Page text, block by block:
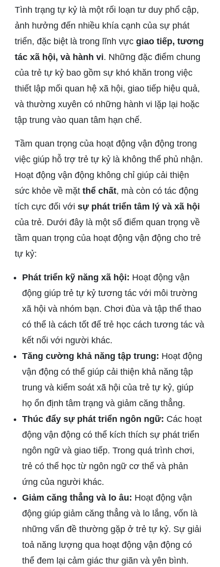
Tình trạng tự kỷ là một rối loạn tư duy phổ cập,
ảnh hưởng đến nhiều khía cạnh của sự phát
triển, đặc biệt là trong lĩnh vực giao tiếp, tương
tác xã hội, và hành vi. Những đặc điểm chung
của trẻ tự kỷ bao gồm sự khó khăn trong việc
thiết lập mối quan hệ xã hội, giao tiếp hiệu quả,
và thường xuyên có những hành vi lặp lại hoặc
tập trung vào quan tâm hạn chế.
Tầm quan trọng của hoạt động vận động trong
việc giúp hỗ trợ trẻ tự kỷ là không thể phủ nhận.
Hoạt động vận động không chỉ giúp cải thiện
sức khỏe về mặt thể chất, mà còn có tác động
tích cực đối với sự phát triển tâm lý và xã hội
của trẻ. Dưới đây là một số điểm quan trọng về
tầm quan trọng của hoạt động vận động cho trẻ
tự kỷ:
Phát triển kỹ năng xã hội: Hoạt động vận
động giúp trẻ tự kỷ tương tác với môi trường
xã hội và nhóm bạn. Chơi đùa và tập thể thao
có thể là cách tốt để trẻ học cách tương tác và
kết nối với người khác.
Tăng cường khả năng tập trung: Hoạt động
vận động có thể giúp cải thiện khả năng tập
trung và kiểm soát xã hội của trẻ tự kỷ, giúp
họ ổn định tâm trạng và giảm căng thẳng.
Thúc đẩy sự phát triển ngôn ngữ: Các hoạt
động vận động có thể kích thích sự phát triển
ngôn ngữ và giao tiếp. Trong quá trình chơi,
trẻ có thể học từ ngôn ngữ cơ thể và phản
ứng của người khác.
Giảm căng thẳng và lo âu: Hoạt động vận
động giúp giảm căng thẳng và lo lắng, vốn là
những vấn đề thường gặp ở trẻ tự kỷ. Sự giải
toả năng lượng qua hoạt động vận động có
thể đem lại cảm giác thư giãn và yên bình.